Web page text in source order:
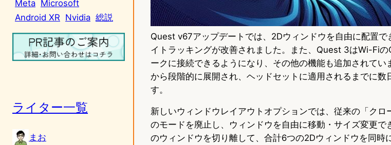
Meta Microsoft
Android XR Nvidia 総説
ライター一覧
まお
Quest v67アップデートでは、2Dウィンドウを自由に配置
イトラッキングが改善されました。また、Quest 3はWi-Fi
ークに接続できるようになり、その他の機能も追加されてい
から段階的に展開され、ヘッドセットに適用されるまでに数
す。
新しいウィンドウレイアウトオプションでは、従来の「クロ
のモードを廃止し、ウィンドウを自由に移動・サイズ変更
のウィンドウを切り離して、合計6つの2Dウィンドウを同時